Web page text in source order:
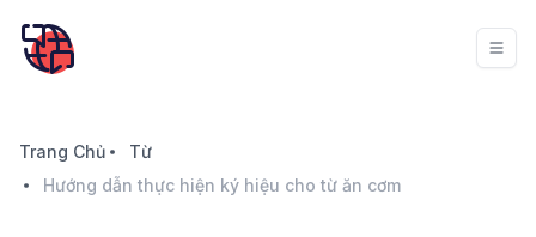
Trang Chủ
Từ
Hướng dẫn thực hiện ký hiệu cho từ ăn cơm